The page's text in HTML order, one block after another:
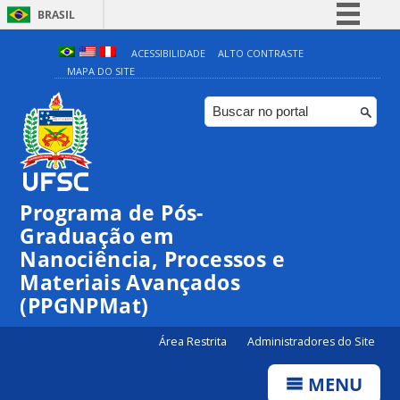
BRASIL
Simplifique!
Comunica BR
Participe
ACESSIBILIDADE
ALTO CONTRASTE
MAPA DO SITE
Programa de Pós-
Graduação em
Nanociência, Processos e
Materiais Avançados
(PPGNPMat)
Área Restrita Administradores do Site
MENU
01:00